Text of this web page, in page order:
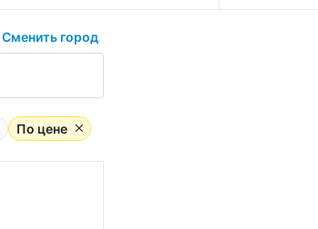
Сменить город
По цене